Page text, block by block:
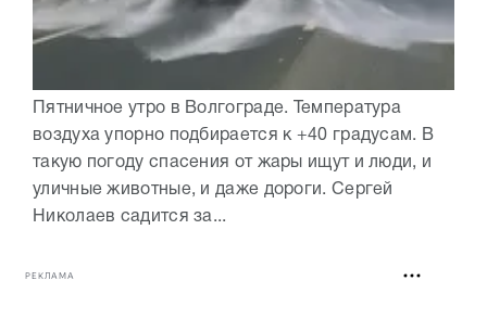
Пятничное утро в Волгограде. Температура
воздуха упорно подбирается к +40 градусам. В
такую погоду спасения от жары ищут и люди, и
уличные животные, и даже дороги. Сергей
Николаев садится за...
РЕКЛАМА